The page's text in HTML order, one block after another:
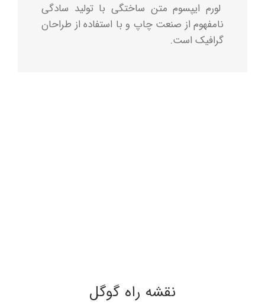
لورم ایپسوم متن ساختگی با تولید سادگی
نامفهوم از صنعت چاپ و با استفاده از طراحان
گرافیک است.
نقشه راه گوگل